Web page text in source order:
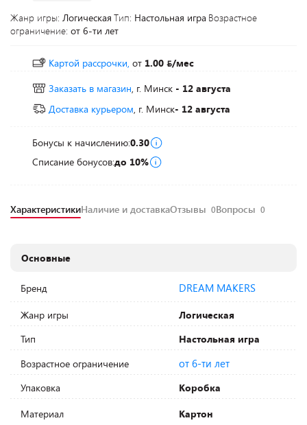
Жанр игры: Логическая Тип: Настольная игра Возрастное
ограничение: от 6-ти лет
Картой рассрочки, от 1.00
/мес
Заказать в магазин, г. Минск - 12 августа
Доставка курьером, г. Минск- 12 августа
Бонусы к начислению:0.30
Списание бонусов:до 10%
ХарактеристикиНаличие и доставкаОтзывы 0Вопросы 0
Основные
Бренд DREAM MAKERS
Жанр игры
Логическая
Тип
Настольная игра
Возрастное ограничение
от 6-ти лет
Упаковка
Коробка
Материал
Картон